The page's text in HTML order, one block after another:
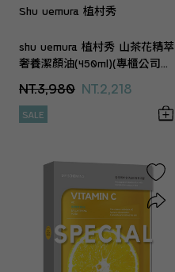
Shu uemura 植村秀
shu uemura 植村秀 山茶花精萃
奢養潔顏油(450ml)(專櫃公司
NT.3,980 NT.2,218
SALE